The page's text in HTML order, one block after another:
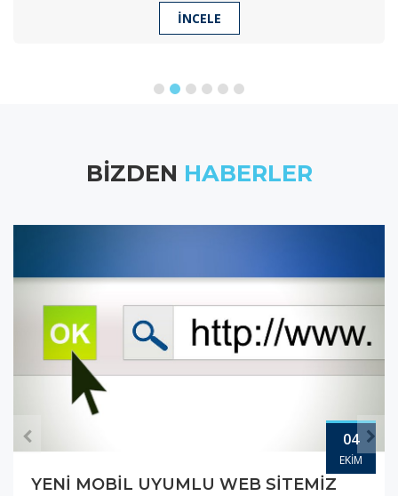
İNCELE
BIZDEN HABERLER
04
EKIM
YENI MOBIL UYUMLU WEB SITEMIZ